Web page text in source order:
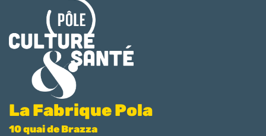
La Fabrique Pola
10 quai de Brazza